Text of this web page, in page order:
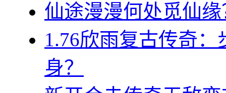
仙途漫漫何处觅仙
1.76欣雨复古传奇
身？